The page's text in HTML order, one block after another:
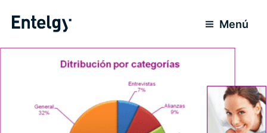
Menú